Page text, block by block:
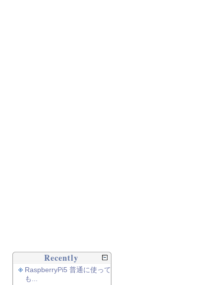
Recently
RaspberryPi5 普通に使って
も...